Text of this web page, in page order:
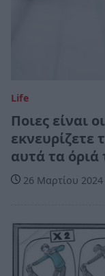
Life
Ποιες είναι
εκνευρίζετε
αυτά τα όριά
26 Μαρτίου 2024